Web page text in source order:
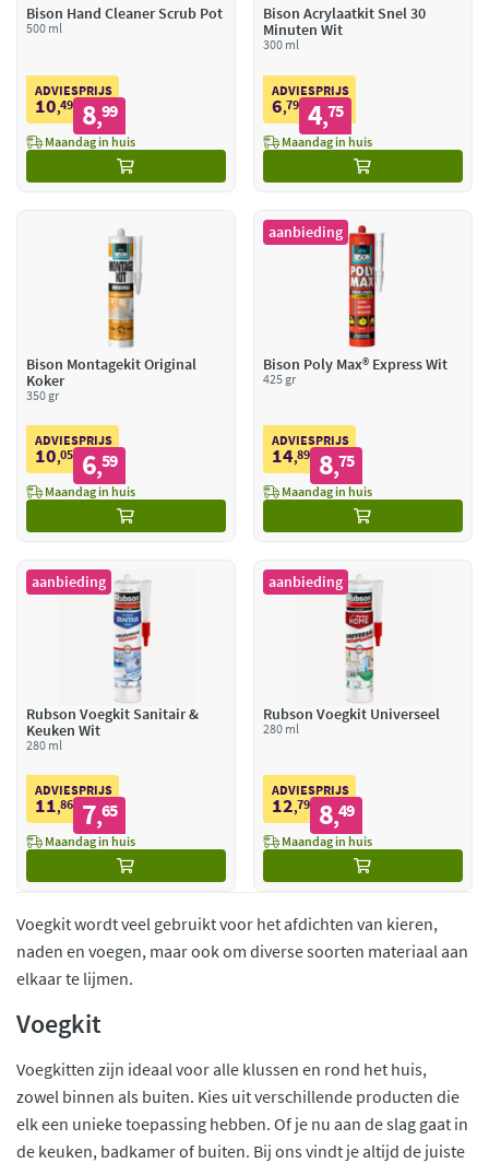
Bison Hand Cleaner Scrub Pot
500 ml
ADVIESPRIJS
10,49 8,99
Maandag in huis
Bison Acrylaatkit Snel 30
Minuten Wit
300 ml
ADVIESPRIJS
6,79 4,75
Maandag in huis
Bison Montagekit Original
Koker
350 gr
ADVIESPRIJS
10,05 6,59
Maandag in huis
aanbieding
Bison Poly Max® Express Wit
425 gr
ADVIESPRIJS
14,89 8,75
Maandag in huis
aanbieding
Rubson Voegkit Sanitair &
Keuken Wit
280 ml
ADVIESPRIJS
11,86 7,65
Maandag in huis
aanbieding
Rubson Voegkit Universeel
280 ml
ADVIESPRIJS
12,79 8,49
Maandag in huis
Voegkit wordt veel gebruikt voor het afdichten van kieren,
naden en voegen, maar ook om diverse soorten materiaal aan
elkaar te lijmen.
Voegkit
Voegkitten zijn ideaal voor alle klussen en rond het huis,
zowel binnen als buiten. Kies uit verschillende producten die
elk een unieke toepassing hebben. Of je nu aan de slag gaat in
de keuken, badkamer of buiten. Bij ons vindt je altijd de juiste